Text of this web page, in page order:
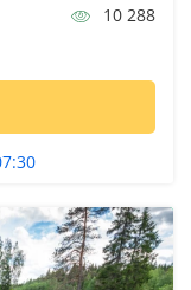
10 288